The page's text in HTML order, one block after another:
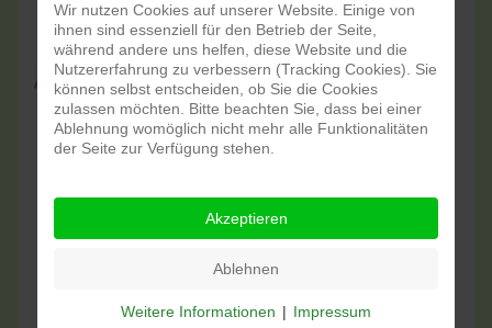
Wir nutzen Cookies auf unserer Website. Einige von
ihnen sind essenziell für den Betrieb der Seite,
während andere uns helfen, diese Website und die
Nutzererfahrung zu verbessern (Tracking Cookies). Sie
können selbst entscheiden, ob Sie die Cookies
zulassen möchten. Bitte beachten Sie, dass bei einer
Ablehnung womöglich nicht mehr alle Funktionalitäten
der Seite zur Verfügung stehen.
Akzeptieren
Ablehnen
Weitere Informationen | Impressum